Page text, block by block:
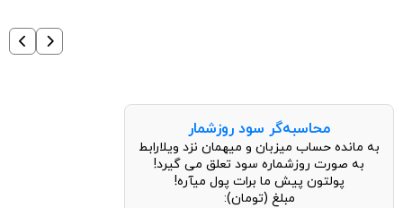
محاسبه‌گر سود روزشمار
به مانده حساب میزبان و میهمان نزد ویلارابط
به صورت روزشماره سود تعلق می گیرد!
پولتون پیش ما برات پول میآره!
مبلغ (تومان):